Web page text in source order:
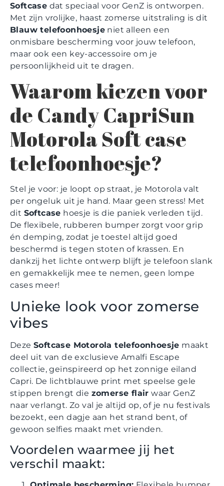
Softcase dat speciaal voor GenZ is ontworpen.
Met zijn vrolijke, haast zomerse uitstraling is dit
Blauw telefoonhoesje niet alleen een
onmisbare bescherming voor jouw telefoon,
maar ook een key-accessoire om je
persoonlijkheid uit te dragen.
Waarom kiezen voor
de Candy CapriSun
Motorola Soft case
telefoonhoesje?
Stel je voor: je loopt op straat, je Motorola valt
per ongeluk uit je hand. Maar geen stress! Met
dit Softcase hoesje is die paniek verleden tijd.
De flexibele, rubberen bumper zorgt voor grip
én demping, zodat je toestel altijd goed
beschermd is tegen stoten of krassen. En
dankzij het lichte ontwerp blijft je telefoon slank
en gemakkelijk mee te nemen, geen lompe
cases meer!
Unieke look voor zomerse
vibes
Deze Softcase Motorola telefoonhoesje maakt
deel uit van de exclusieve Amalfi Escape
collectie, geïnspireerd op het zonnige eiland
Capri. De lichtblauwe print met speelse gele
stippen brengt die zomerse flair waar GenZ
naar verlangt. Zo val je altijd op, of je nu festivals
bezoekt, een dagje aan het strand bent, of
gewoon selfies maakt met vrienden.
Voordelen waarmee jij het
verschil maakt: